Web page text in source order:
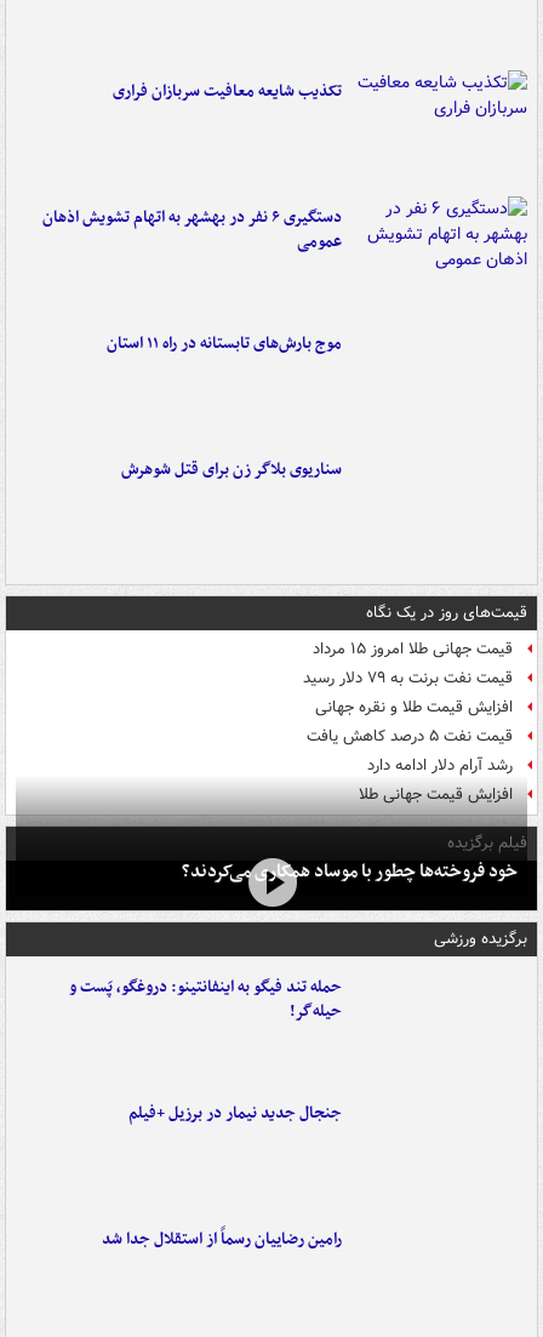
تکذیب شایعه معافیت سربازان فراری
دستگیری ۶ نفر در بهشهر به اتهام تشویش اذهان
عمومی
موج بارش‌های تابستانه در راه ۱۱ استان
سناریوی بلاگر زن برای قتل شوهرش
قیمت‌های روز در یک نگاه
قیمت جهانی طلا امروز ۱۵ مرداد
قیمت نفت برنت به ۷۹ دلار رسید
افزایش قیمت طلا و نقره جهانی
قیمت نفت ۵ درصد کاهش یافت
رشد آرام دلار ادامه دارد
افزایش قیمت جهانی طلا
فیلم برگزیده
خود فروخته‌ها چطور با موساد همکاری می‌کردند؟
برگزیده ورزشی
حمله تند فیگو به اینفانتینو: دروغگو، پَست‌ و
حیله‌گر!
جنجال جدید نیمار در برزیل +فیلم
رامین رضاییان رسماً از استقلال جدا شد